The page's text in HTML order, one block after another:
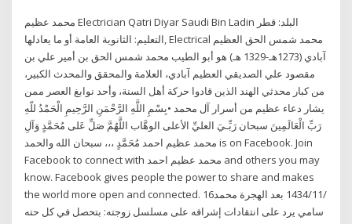
محمد عظيم Electrician Qatri Diyar Saudi Bin Ladin البلد: قطر
التعليم: الثانوية العامة أو ما يعادلها, Electrical محمد شمس الحق العظيم
آبادي (1273هـ-1329 هـ) هو أبو الطيب محمد شمس الحق بن أمير علي بن
مقصود علي الصديقي العظيم آبادي، العلامة والمحقق والمحدث الكبير،
من كبار محدثي الهند الذين قادوا حركة أهل السنة، وأحد نوابغ العصر ممن
يشار دعاء عظيم من أسرار آل محمد •بِسْمِ اللَّهِ الرَّحْمَنِ الرَّحِيمِ الْحَمْدُ للّهِ
رَبِّ الْعَالَمِينَ سبحان رَبِّـيَ العليِّ الأعلى الوهَّاب اللَّهُمَّ صَلِّ عَلى مُحَمَّدٍ وَآلِ
مُحَمَّدٍ ،،، سبحان الله والحمد ‎محمد عظيم احمد‎ is on Facebook. Join
Facebook to connect with ‎محمد عظيم احمد‎ and others you may
know. Facebook gives people the power to share and makes
the world more open and connected. 16‏‏/11‏‏/1434 بعد الهجرة محمد
سامي يرد على انتقادات إشرافه على مسلسل زوجته: بتحصل في كل حته